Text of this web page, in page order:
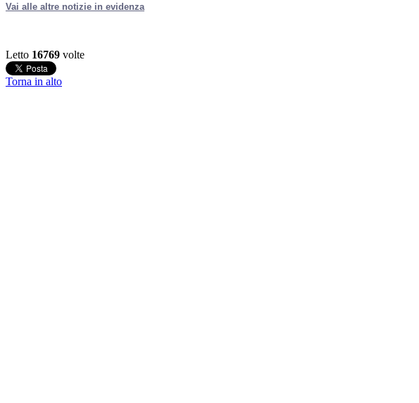
Vai alle altre notizie in evidenza
Letto 16769 volte
Torna in alto